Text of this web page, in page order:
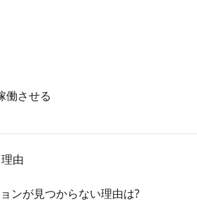
働させる
由
ンが見つからない理由は?